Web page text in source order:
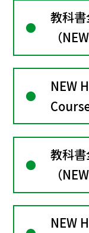
教科
（
NEW
教科
（
NEW